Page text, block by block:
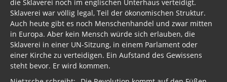
die Sklaverei noch im englischen Unterhaus verteidigt.
Sklaverei war völlig legal, Teil der ökonomischen Struktur.
Auch heute gibt es noch Menschenhandel und zwar mitten
in Europa. Aber kein Mensch würde sich erlauben, die
Sklaverei in einer UN-Sitzung, in einem Parlament oder
einer Kirche zu verteidigen. Ein Aufstand des Gewissens
steht bevor. Er wird kommen.